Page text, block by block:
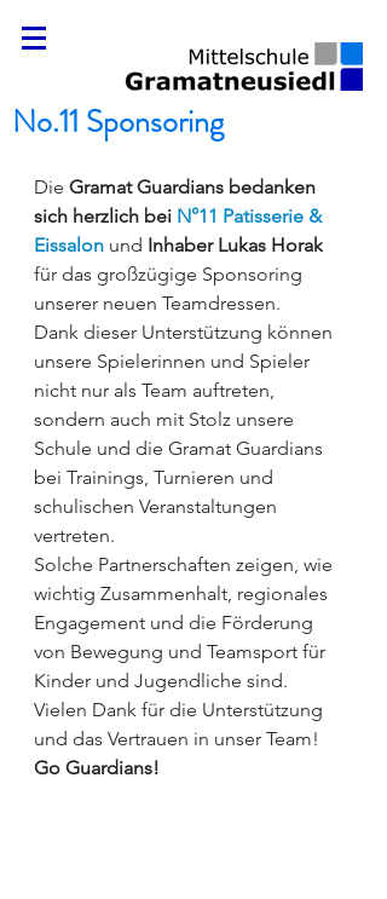
No.11 Sponsoring
Die Gramat Guardians bedanken
sich herzlich bei N°11 Patisserie &
Eissalon und Inhaber Lukas Horak
für das großzügige Sponsoring
unserer neuen Teamdressen.
Dank dieser Unterstützung können
unsere Spielerinnen und Spieler
nicht nur als Team auftreten,
sondern auch mit Stolz unsere
Schule und die Gramat Guardians
bei Trainings, Turnieren und
schulischen Veranstaltungen
vertreten.
Solche Partnerschaften zeigen, wie
wichtig Zusammenhalt, regionales
Engagement und die Förderung
von Bewegung und Teamsport für
Kinder und Jugendliche sind.
Vielen Dank für die Unterstützung
und das Vertrauen in unser Team!
Go Guardians!